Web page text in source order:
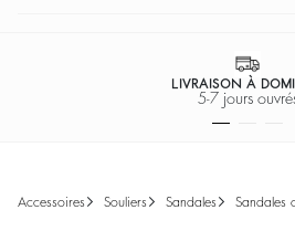
LIVRAISON À
5-7 jours
accessoires souliers sandales sandales